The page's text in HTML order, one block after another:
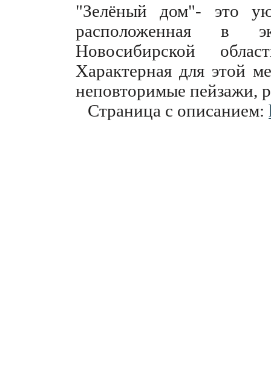
"Зелёный дом"- это
расположенная в
Новосибирской
Характерная для этой
неповторимые пейзажи,
Страница с описанием: